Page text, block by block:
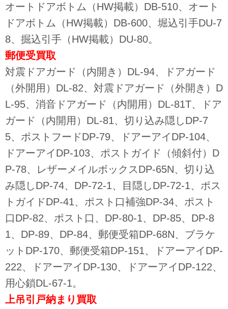
オートドアボトム（HW掲載）DB-510、オート
ドアボトム（HW掲載）DB-600、堀込引手DU-7
8、掘込引手（HW掲載）DU-80。
郵便受買取
対震ドアガード（内開き）DL-94、ドアガード
（外開用）DL-82、対震ドアガード（外開き）D
L-95、消音ドアガード（内開用）DL-81T、ドア
ガード（内開用）DL-81、切り込み隠しDP-7
5、ポストフードDP-79、ドアーアイDP-104、
ドアーアイDP-103、ポストガイド（傾斜付）D
P-78、レザーメイルボックスDP-65N、切り込
み隠しDP-74、DP-72-1、目隠しDP-72-1、ポス
トガイドDP-41、ポスト口補強DP-34、ポスト
口DP-82、ポスト口、DP-80-1、DP-85、DP-8
1、DP-89、DP-84、郵便受箱DP-68N、ブラケ
ットDP-170、郵便受箱DP-151、ドアーアイDP-
222、ドアーアイDP-130、ドアーアイDP-122、
用心鎖DL-67-1。
上吊引戸納まり 買取